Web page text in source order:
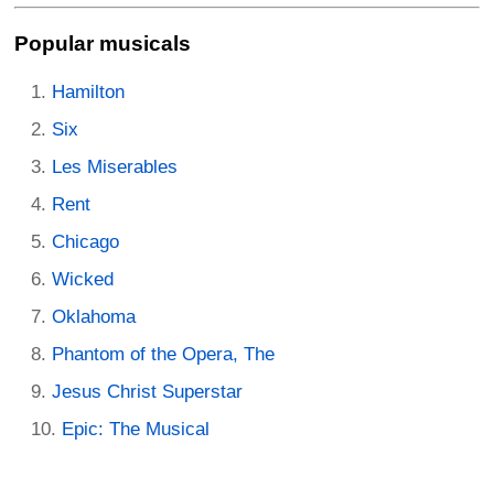
Popular musicals
Hamilton
Six
Les Miserables
Rent
Chicago
Wicked
Oklahoma
Phantom of the Opera, The
Jesus Christ Superstar
Epic: The Musical